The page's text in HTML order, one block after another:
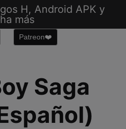
H, Android APK y
más
Patreon❤️
Saga